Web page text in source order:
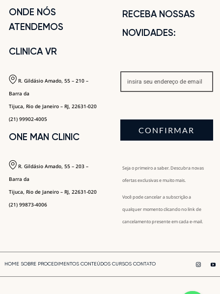
ONDE NÓS
ATENDEMOS
CLINICA VR
R. Gildásio Amado, 55 – 210 –
Barra da
Tijuca, Rio de Janeiro – RJ, 22631-020
(21) 99902-4005
ONE MAN CLINIC
R. Gildásio Amado, 55 – 203 –
Barra da
Tijuca, Rio de Janeiro – RJ, 22631-020
(21) 99873-4006
RECEBA NOSSAS
NOVIDADES:
CONFIRMAR
Seja o primeiro a saber. Descubra novas
ofertas exclusivas e muito mais.
Você pode cancelar a subscrição a
qualquer momento clicando no link de
cancelamento presente em cada e-mail.
HOME SOBRE PROCEDIMENTOS CONTEÚDOS CURSOS CONTATO